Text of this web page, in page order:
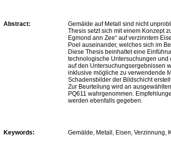
Abstract:
Gemälde auf Metall sind nicht
Thesis setzt sich mit einem Konzept
Egmond ann Zee“ auf verzinntem
Poel auseinander, welches sich im
Diese Thesis beinhaltet eine
technologische Untersuchungen
auf den Untersuchungsergebnissen
inklusive mögliche zu verwendende
Schadensbilder der Bildschicht
Zur Beurteilung wird an
PQ611 wahrgenommen.
werden ebenfalls gegeben.
Keywords:
Gemälde, Metall, Eisen, Verzinnung,